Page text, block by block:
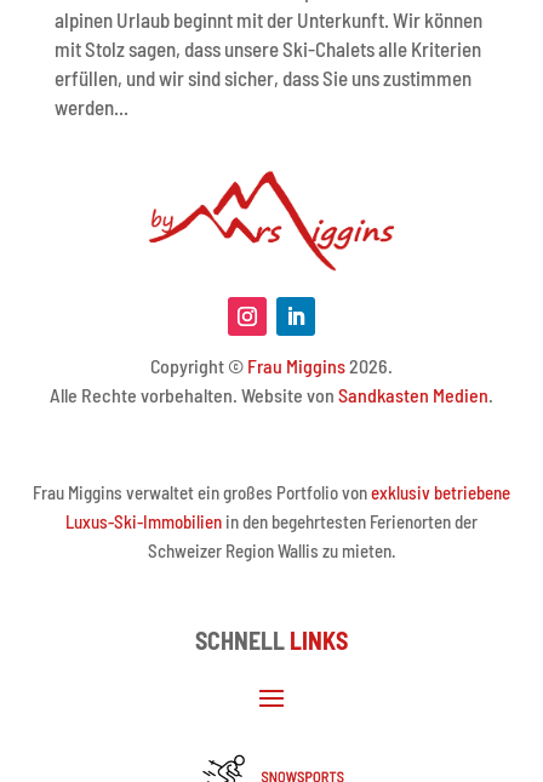
alpinen Urlaub beginnt mit der Unterkunft. Wir können
mit Stolz sagen, dass unsere Ski-Chalets alle Kriterien
erfüllen, und wir sind sicher, dass Sie uns zustimmen
werden...
Copyright © Frau Miggins2026.
Alle Rechte vorbehalten. Website von Sandkasten Medien
Frau Miggins verwaltet ein großes Portfolio vonexklusiv betriebene
Luxus-Ski-Immobilien in den begehrtesten Ferienorten der
Schweizer Region Wallis zu mieten.
SCHNELL LINKS